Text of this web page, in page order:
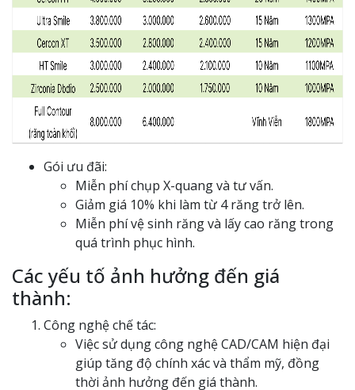
Gói ưu đãi:
Miễn phí chụp X-quang và tư vấn.
Giảm giá 10% khi làm từ 4 răng trở lên.
Miễn phí vệ sinh răng và lấy cao răng trong
quá trình phục hình.
Các yếu tố ảnh hưởng đến giá
thành:
Công nghệ chế tác:
Việc sử dụng công nghệ CAD/CAM hiện đại
giúp tăng độ chính xác và thẩm mỹ, đồng
thời ảnh hưởng đến giá thành.